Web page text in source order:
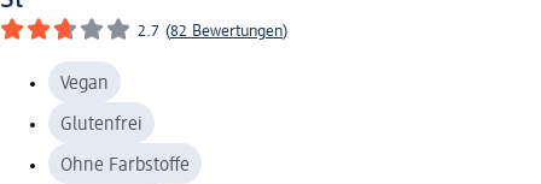
2.7 (82 Bewertungen)
Vegan
Glutenfrei
Ohne Farbstoffe